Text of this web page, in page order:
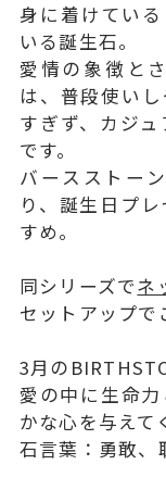
身に着けてい
いる誕生石。
愛情の象徴と
は、普段使い
すぎず、カジ
です。
バースストー
り、誕生日プ
すめ。
同シリーズでネ
セットアップで
3月の
愛の中に生命
かな心を与えて
石言葉：勇敢、